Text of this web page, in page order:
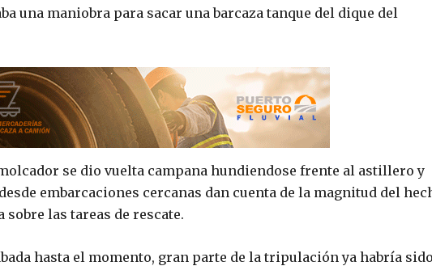
una maniobra para sacar una barcaza tanque del dique del
se dio vuelta campana hundiendose frente al astillero y
embarcaciones cercanas dan cuenta de la magnitud del
las tareas de rescate.
hasta el momento, gran parte de la tripulación ya habría